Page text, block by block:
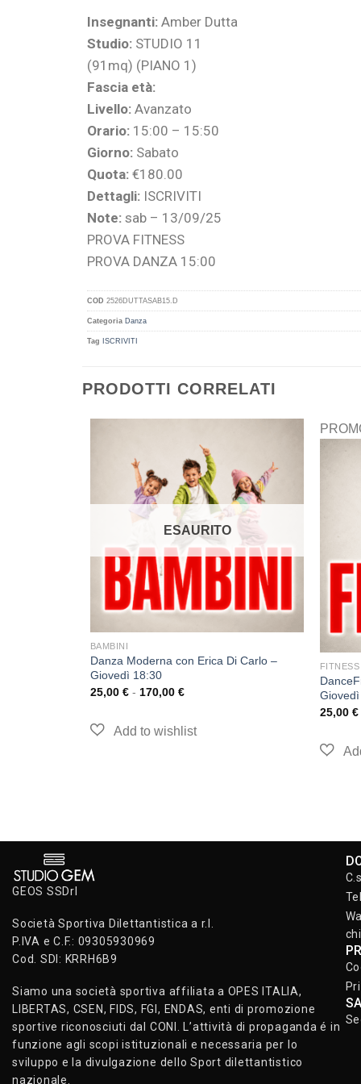
Insegnanti:Amber Dutta
Studio:STUDIO 11
(91mq) (PIANO 1)
Fascia età:
Livello:Avanzato
Orario:15:00 – 15:50
Giorno:Sabato
Quota:€180.00
Dettagli:ISCRIVITI
Note:sab – 13/09/25
PROVA FITNESS
PROVA DANZA 15:00
COD 2526DUTTASAB15.D
Categoria Danza
Tag ISCRIVITI
PRODOTTI CORRELATI
ESAURITO
BAMBINI
Danza Moderna con Erica Di Carlo –
Giovedì 18:30
25,00 € - 170,00 €
FITNESS
25,00 €
GEOS SSDrl
Società Sportiva Dilettantistica a r.l.
P.IVA e C.F.: 09305930969
Cod. SDI: KRRH6B9
Siamo una società sportiva affiliata a OPES ITALIA,
LIBERTAS, CSEN, FIDS, FGI, ENDAS, enti di promozione
sportive riconosciuti dal CONI. L’attività di propaganda é in
funzione agli scopi istituzionali e necessaria per lo
sviluppo e la divulgazione dello Sport dilettantistico
nazionale.